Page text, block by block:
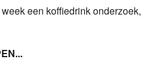
een koffiedrink onderzoek,